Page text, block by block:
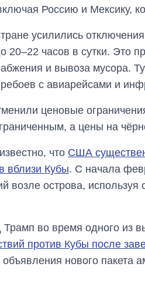
Россию и Мексику,
усилились
20–22 часов в сутки. Это
и вывоза мусора.
с авиарейсами и
ценовые
а цены на
что США
вблизи Кубы. С начала
возле острова, используя
во время одного из
против Кубы после
нового пакета